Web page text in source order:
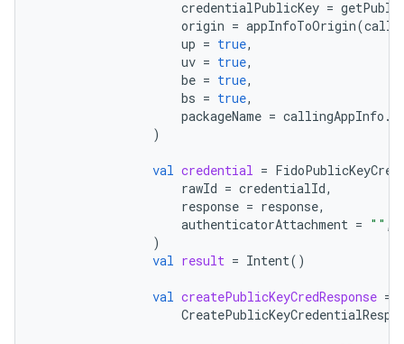
credentialPublicKey =
origin = appInfoToOrigin(
up = true,
uv = true,
be = true,
bs = true,
packageName = callingAppInfo .
)
val credential =
rawId = credentialId,
response = response,
authenticatorAttachment = "" ,
)
val result = Intent()
val createPublicKeyCredResponse =